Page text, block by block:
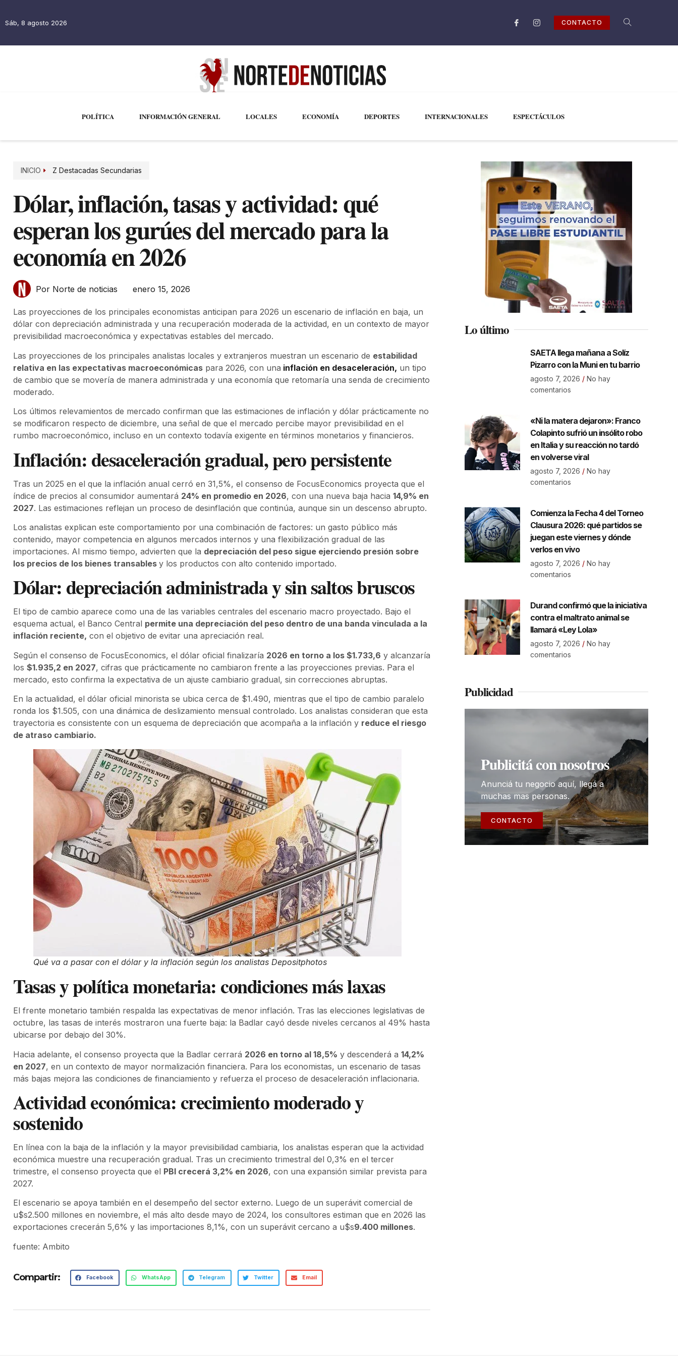
Sáb, 8 agosto 2026 CONTACTO
POLÍTICA INFORMACIÓN GENERAL LOCALES ECONOMÍA DEPORTES INTERNACIONALES ESPECTÁCULOS
INICIO Z Destacadas Secundarias
Dólar, inflación, tasas y actividad: qué
esperan los gurúes del mercado para la
economía en 2026
Por Norte de noticias enero 15, 2026
Las proyecciones de los principales economistas anticipan para 2026 un escenario de inflación en baja, un
dólar con depreciación administrada y una recuperación moderada de la actividad, en un contexto de mayor
previsibilidad macroeconómica y expectativas estables del mercado.
Las proyecciones de los principales analistas locales y extranjeros muestran un escenario de estabilidad
relativa en las expectativas macroeconómicas para 2026, con una inflación en desaceleración, un tipo
de cambio que se movería de manera administrada y una economía que retomaría una senda de crecimiento
moderado.
Los últimos relevamientos de mercado confirman que las estimaciones de inflación y dólar prácticamente no
se modificaron respecto de diciembre, una señal de que el mercado percibe mayor previsibilidad en el
rumbo macroeconómico, incluso en un contexto todavía exigente en términos monetarios y financieros.
Inflación: desaceleración gradual, pero persistente
Tras un 2025 en el que la inflación anual cerró en 31,5%, el consenso de FocusEconomics proyecta que el
índice de precios al consumidor aumentará 24% en promedio en 2026, con una nueva baja hacia 14,9% en
2027. Las estimaciones reflejan un proceso de desinflación que continúa, aunque sin un descenso abrupto.
Los analistas explican este comportamiento por una combinación de factores: un gasto público más
contenido, mayor competencia en algunos mercados internos y una flexibilización gradual de las
importaciones. Al mismo tiempo, advierten que la depreciación del peso sigue ejerciendo presión sobre
los precios de los bienes transables y los productos con alto contenido importado.
Dólar: depreciación administrada y sin saltos bruscos
El tipo de cambio aparece como una de las variables centrales del escenario macro proyectado. Bajo el
esquema actual, el Banco Central permite una depreciación del peso dentro de una banda vinculada a la
inflación reciente, con el objetivo de evitar una apreciación real.
Según el consenso de FocusEconomics, el dólar oficial finalizaría 2026 en torno a los $1.733,6 y alcanzaría
los $1.935,2 en 2027, cifras que prácticamente no cambiaron frente a las proyecciones previas. Para el
mercado, esto confirma la expectativa de un ajuste cambiario gradual, sin correcciones abruptas.
En la actualidad, el dólar oficial minorista se ubica cerca de $1.490, mientras que el tipo de cambio paralelo
ronda los $1.505, con una dinámica de deslizamiento mensual controlado. Los analistas consideran que esta
trayectoria es consistente con un esquema de depreciación que acompaña a la inflación y reduce el riesgo
de atraso cambiario.
Qué va a pasar con el dólar y la inflación según los analistas Depositphotos
Tasas y política monetaria: condiciones más laxas
El frente monetario también respalda las expectativas de menor inflación. Tras las elecciones legislativas de
octubre, las tasas de interés mostraron una fuerte baja: la Badlar cayó desde niveles cercanos al 49% hasta
ubicarse por debajo del 30%.
Hacia adelante, el consenso proyecta que la Badlar cerrará 2026 en torno al 18,5% y descenderá a 14,2%
en 2027, en un contexto de mayor normalización financiera. Para los economistas, un escenario de tasas
más bajas mejora las condiciones de financiamiento y refuerza el proceso de desaceleración inflacionaria.
Actividad económica: crecimiento moderado y
sostenido
En línea con la baja de la inflación y la mayor previsibilidad cambiaria, los analistas esperan que la actividad
económica muestre una recuperación gradual. Tras un crecimiento trimestral del 0,3% en el tercer
trimestre, el consenso proyecta que el PBI crecerá 3,2% en 2026, con una expansión similar prevista para
2027.
El escenario se apoya también en el desempeño del sector externo. Luego de un superávit comercial de
u$s2.500 millones en noviembre, el más alto desde mayo de 2024, los consultores estiman que en 2026 las
exportaciones crecerán 5,6% y las importaciones 8,1%, con un superávit cercano a u$s9.400 millones.
fuente: Ambito
Compartir: Facebook WhatsApp Telegram Twitter Email
Lo último
SAETA llega mañana a Solíz
Pizarro con la Muni en tu barrio
agosto 7, 2026 No hay
comentarios
«Ni la matera dejaron»: Franco
Colapinto sufrió un insólito robo
en Italia y su reacción no tardó
en volverse viral
agosto 7, 2026 No hay
comentarios
Comienza la Fecha 4 del Torneo
Clausura 2026: qué partidos se
juegan este viernes y dónde
verlos en vivo
agosto 7, 2026 No hay
comentarios
Durand confirmó que la iniciativa
contra el maltrato animal se
llamará «Ley Lola»
agosto 7, 2026 No hay
comentarios
Publicidad
Publicitá con nosotros
Anunciá tu negocio aquí, llegá a
muchas mas personas.
CONTACTO